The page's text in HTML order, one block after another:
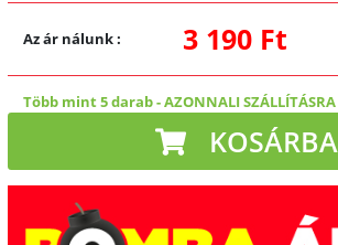
Az ár nálunk: 3 190 Ft
Több mint 5 darab-AZONNALI SZÁLLÍTÁSRA
KOSÁRBA